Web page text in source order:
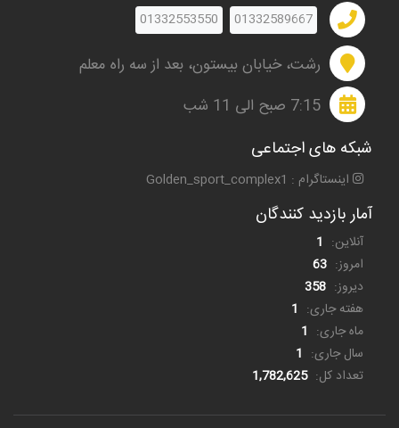
01332589667
01332553550
رشت، خیابان بیستون، بعد از سه راه معلم
7:15 صبح الی 11 شب
شبکه های اجتماعی
اینستاگرام : Golden_sport_complex1
آمار بازدید کنندگان
آنلاین: 1
امروز: 63
دیروز: 358
هفته جاری: 1
ماه جاری: 1
سال جاری: 1
تعداد کل: 1,782,625